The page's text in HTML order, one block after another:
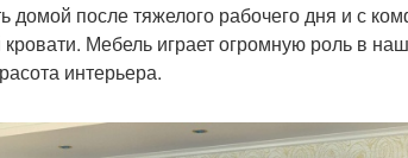
домой после тяжелого рабочего дня и с
Мебель играет огромную роль в
интерьера.